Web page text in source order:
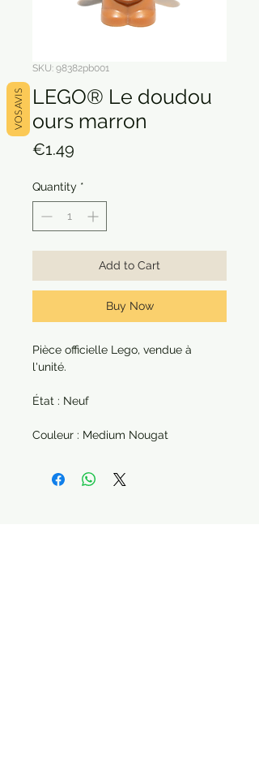
SKU: 98382pb001
LEGO® Le doudou
ours marron
€1.49
Quantity *
Add to Cart
Buy Now
Pièce officielle Lego, vendue à
l'unité.
État : Neuf
Couleur : Medium Nougat
VOS AVIS